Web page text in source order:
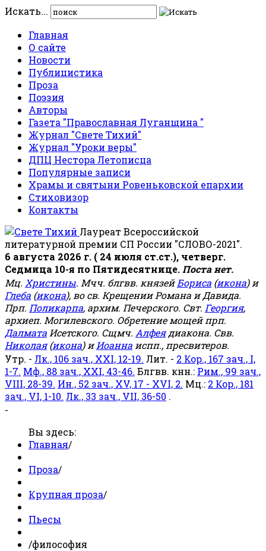
Искать...
Главная
О сайте
Новости
Публицистика
Проза
Поэзия
Авторы
Газета "Православная Луганщина "
Журнал "Свете Тихий"
Журнал "Уроки веры"
ДПЦ Нестора Летописца
Популярные записи
Храмы и святыни Ровеньковской епархии
Стиховизор
Контакты
Лауреат Всероссийской
литературной премии СП России "СЛОВО-2021".
6 августа 2026 г. ( 24 июля ст.ст.), четверг.
Седмица 10-я по Пятидесятнице. Поста нет.
Мц. Христины. Мчч. блгвв. князейБориса (икона) и
Глеба (икона), во св. Крещении Романа и Давида.
Прп. Поликарпа, архим. Печерского. Свт. Георгия,
архиеп. Могилевского. Обретение мощей прп.
Далмата Исетского. Сщмч. Алфеядиакона. Свв.
Николая(икона) иИоанна испп., пресвитеров.
Утр. - Лк., 106 зач., XXI, 12-19. Лит. - 2 Кор., 167 зач., I,
1-7. Мф., 88 зач., XXI, 43-46. Блгвв. кнн.: Рим., 99 зач.,
VIII, 28-39. Ин., 52 зач., XV, 17 - XVI, 2. Мц.: 2 Кор., 181
зач., VI, 1-10. Лк., 33 зач., VII, 36-50 .
-
Вы здесь:
Главная/
Проза/
Крупная проза/
Пьесы
/философия